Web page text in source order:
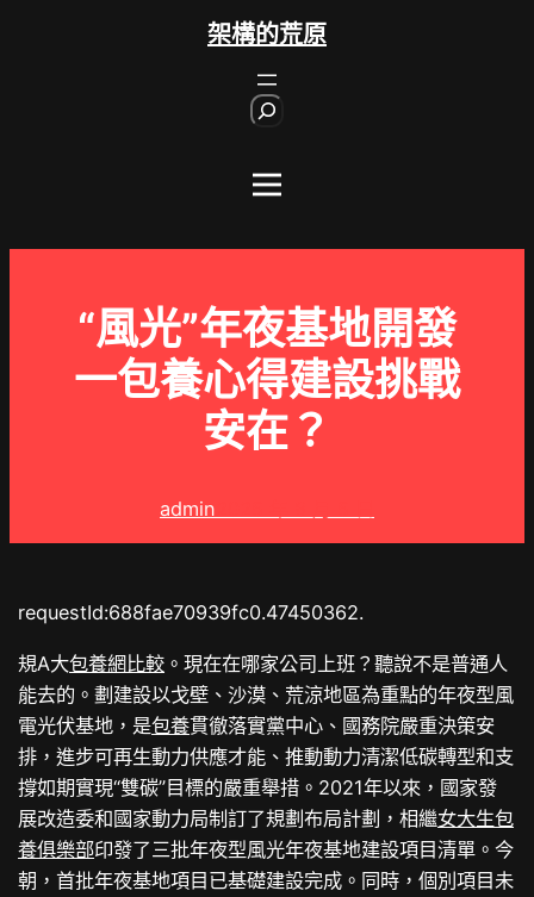
架構的荒原
“風光”年夜基地開發
一包養心得建設挑戰
安在？
admin
requestId:688fae70939fc0.47450362.
規A大包養網比較 。現在在哪家公司上班？聽說不是普通人
能去的。劃建設以戈壁、沙漠、荒涼地區為重點的年夜型風
電光伏基地，是包養貫徹落實黨中心、國務院嚴重決策安
排，進步可再生動力供應才能、推動動力清潔低碳轉型和支
撐如期實現“雙碳”目標的嚴重舉措。2021年以來，國家發
展改造委和國家動力局制訂了規劃布局計劃，相繼女大生包
養俱樂部印發了三批年夜型風光年夜基地建設項目清單。今
朝，首批年夜基地項目已基礎建設完成。同時，個別項目未